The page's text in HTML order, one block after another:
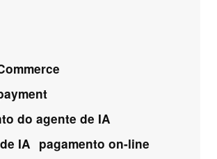
do agente de IA
IA pagamento on-line